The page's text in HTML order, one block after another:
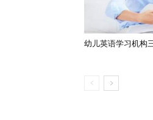
幼儿英语学习机构